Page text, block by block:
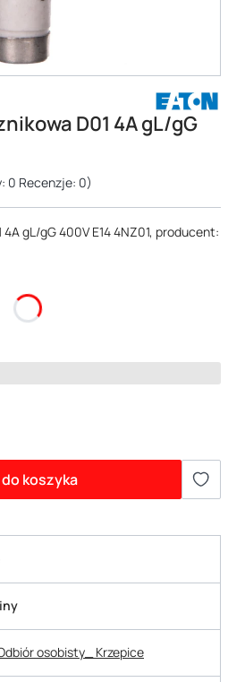
D01 4A gL/gG
0 Recenzje: 0)
gL/gG 400V E14 4NZ01, producent:
koszyka
osobisty_ Krzepice